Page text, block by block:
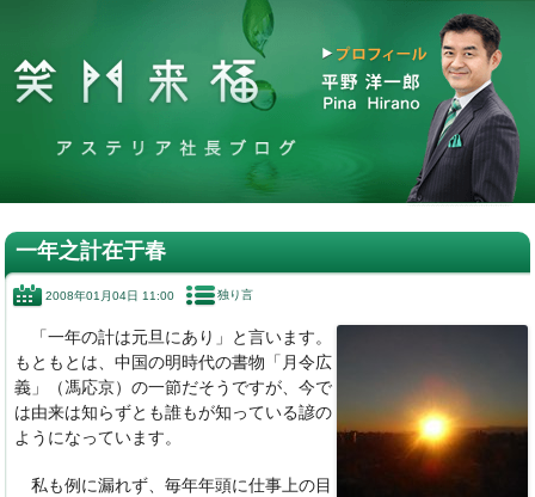
一年之計在于春
2008年01月04日 11:00 独り言
「一年の計は元旦にあり」と言います。
もともとは、中国の明時代の書物「月令広
義」（馮応京）の一節だそうですが、今で
は由来は知らずとも誰もが知っている諺の
ようになっています。
私も例に漏れず、毎年年頭に仕事上の目